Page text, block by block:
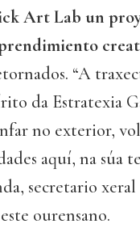
Art Lab un
“A
da Estratexia
no exterior,
aquí, na súa
secretario
ourensano.